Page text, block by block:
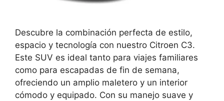
Descubre la combinación perfecta de estilo,
espacio y tecnología con nuestro Citroen C3.
Este SUV es ideal tanto para viajes familiares
como para escapadas de fin de semana,
ofreciendo un amplio maletero y un interior
cómodo y equipado. Con su manejo suave y